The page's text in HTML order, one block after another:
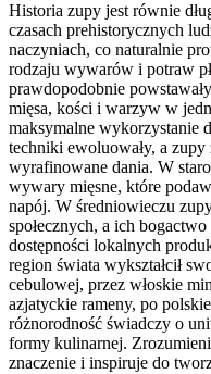
Historia zupy jest równie
czasach prehistorycznych
naczyniach, co naturalnie
rodzaju wywarów i potraw
prawdopodobnie
mięsa, kości i warzyw w
maksymalne wykorzystanie
techniki ewoluowały, a
wyrafinowane dania. W
wywary mięsne, które
napój. W średniowieczu
społecznych, a ich
dostępności lokalnych
region świata wykształcił
cebulowej, przez włoskie
azjatyckie rameny, po
różnorodność świadczy o
formy kulinarnej.
znaczenie i inspiruje do